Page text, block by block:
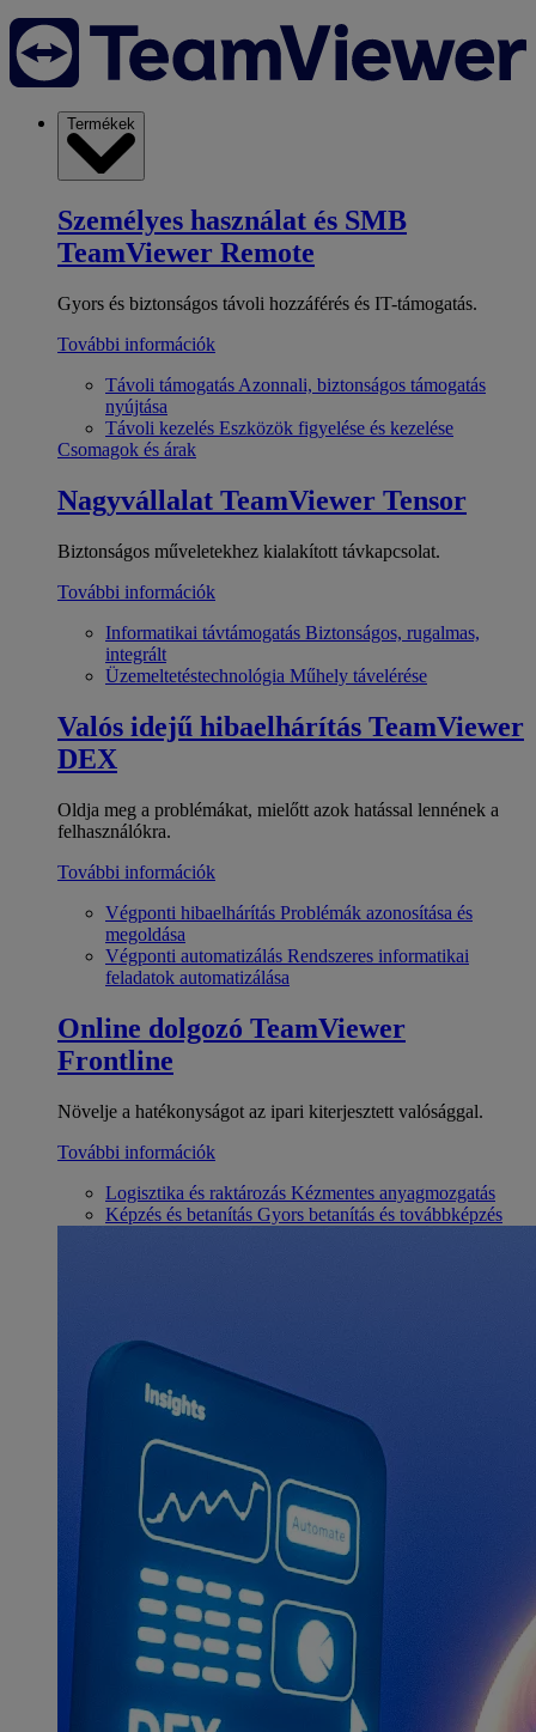
Termékek
Személyes használat és SMB
TeamViewer Remote
Gyors és biztonságos távoli hozzáférés és IT-támogatás.
További információk
Távoli támogatás Azonnali, biztonságos támogatás
nyújtása
Távoli kezelés Eszközök figyelése és kezelése
Csomagok és árak
Nagyvállalat TeamViewer Tensor
Biztonságos műveletekhez kialakított távkapcsolat.
További információk
Informatikai távtámogatás Biztonságos, rugalmas,
integrált
Üzemeltetéstechnológia Műhely távelérése
Valós idejű hibaelhárítás TeamViewer
DEX
Oldja meg a problémákat, mielőtt azok hatással lennének a
felhasználókra.
További információk
Végponti hibaelhárítás Problémák azonosítása és
megoldása
Végponti automatizálás Rendszeres informatikai
feladatok automatizálása
Online dolgozó TeamViewer
Frontline
Növelje a hatékonyságot az ipari kiterjesztett valósággal.
További információk
Logisztika és raktározás Kézmentes anyagmozgatás
Képzés és betanítás Gyors betanítás és továbbképzés